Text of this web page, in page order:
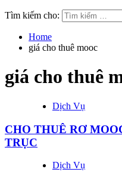
Tìm kiếm cho:
Home
giá cho thuê mooc
giá cho thuê
Dịch Vụ
CHO THUÊ RƠ
TRỤC
Dịch Vụ